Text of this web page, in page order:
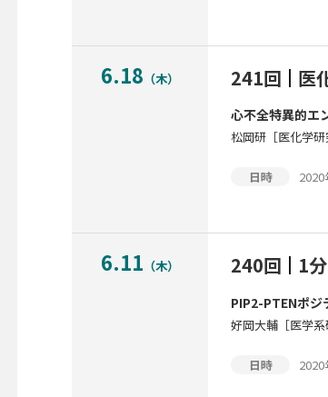
6.18 （木） 241回 医
心不全特異的エ
松岡研［医化学研
日時
6.11 （木） 240回 1
PIP2-PTENポジ
好岡大輔［医学系
日時